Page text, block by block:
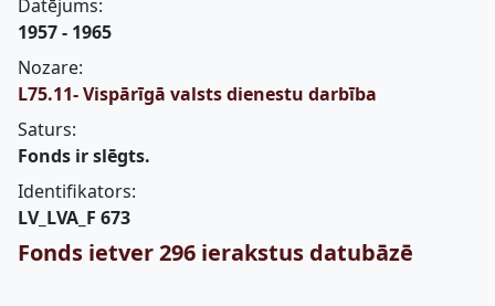
Datējums:
1957 - 1965
Nozare:
L75.11- Vispārīgā valsts dienestu darbība
Saturs:
Fonds ir slēgts.
Identifikators:
LV_LVA_F 673
Fonds ietver 296 ierakstus datubāzē